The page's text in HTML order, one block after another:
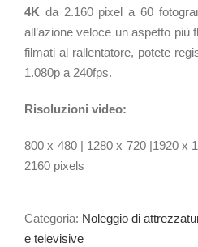
4K da 2.160 pixel a 60
all’azione veloce un aspetto più
filmati al rallentatore, potete
1.080p a 240fps.
Risoluzioni video:
800 x 480 | 1280 x 720 |1920 x
2160 pixels
Categoria: Noleggio di
e televisive